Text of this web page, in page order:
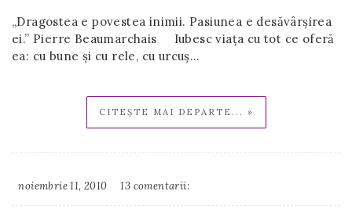
„Dragostea e povestea inimii. Pasiunea e desăvârşirea
ei.” Pierre Beaumarchais Iubesc viața cu tot ce oferă
ea: cu bune și cu rele, cu urcuș…
CITEȘTE MAI DEPARTE... »
noiembrie 11, 2010 13 comentarii: